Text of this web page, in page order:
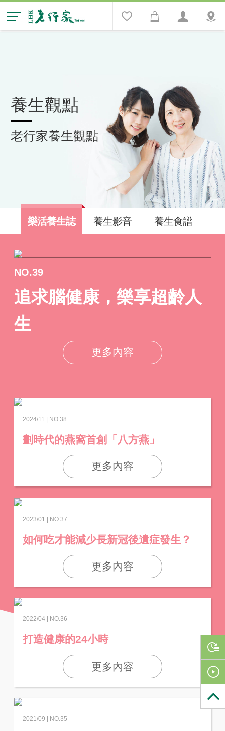
養生觀點
老行家養生觀點
樂活養生誌 養生影音 養生食譜
NO.39
追求腦健康，樂享超齡人
生
更多內容
2024/11 | NO.38
劃時代的燕窩首創「八方燕」
更多內容
2023/01 | NO.37
如何吃才能減少長新冠後遺症發生？
更多內容
2022/04 | NO.36
打造健康的24小時
更多內容
2021/09 | NO.35